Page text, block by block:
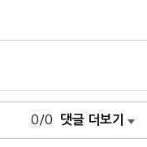
0/0 댓글 더보기